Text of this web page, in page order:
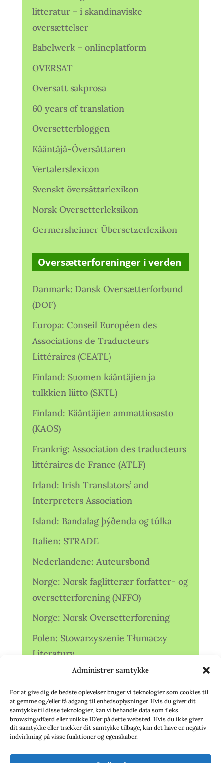
Administrer samtykke
For at give dig de bedste oplevelser bruger vi teknologier som cookies til
at gemme og/eller få adgang til enhedsoplysninger. Hvis du giver dit
samtykke til disse teknologier, kan vi behandle data som f.eks.
browsingadfærd eller unikke ID'er på dette websted. Hvis du ikke giver
dit samtykke eller trækker dit samtykke tilbage, kan det have en negativ
indvirkning på visse funktioner og egenskaber.
litteratur – i skandinaviske
oversættelser
Babelwerk – onlineplatform
OVERSAT
Oversatt sakprosa
60 years of translation
Oversetterbloggen
Kääntäjä-Översättaren
Vertalerslexicon
Svenskt översättarlexikon
Norsk Oversetterleksikon
Germersheimer Übersetzerlexikon
Oversætterforeninger i verden
Danmark: Dansk Oversætterforbund
(DOF)
Europa: Conseil Européen des
Associations de Traducteurs
Littéraires (CEATL)
Finland: Suomen kääntäjien ja
tulkkien liitto (SKTL)
Finland: Kääntäjien ammattiosasto
(KAOS)
Frankrig: Association des traducteurs
littéraires de France (ATLF)
Irland: Irish Translators’ and
Interpreters Association
Island: Bandalag þýðenda og túlka
Italien: STRADE
Nederlandene: Auteursbond
Norge: Norsk faglitterær forfatter- og
oversetterforening (NFFO)
Norge: Norsk Oversetterforening
Polen: Stowarzyszenie Tłumaczy
Literatury
Storbritannien: Translators
Association (TA)
Sverige: Översättarsektionen (Ö.)
Sverige: Översättarcentrum (ÖC)